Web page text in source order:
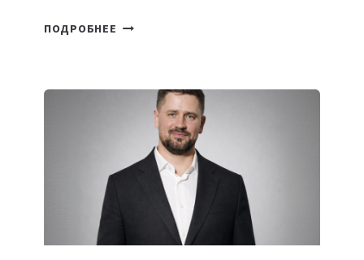
ПОДРОБНЕЕ
КОТОРЫЕ
РАЗВИВАЮТ
ТЕХНОЛОГИЧЕСКОЕ
ОБРАЗОВАНИЕ
ТАДЖИКИСТАНА